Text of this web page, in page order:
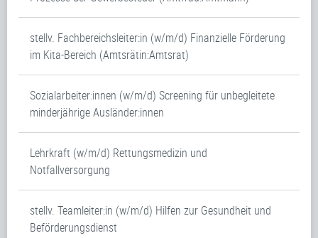
stellv. Fachbereichsleiter:in (w/m/d) Finanzielle Förderung
im Kita-Bereich (Amtsrätin:Amtsrat)
Sozialarbeiter:innen (w/m/d) Screening für unbegleitete
minderjährige Ausländer:innen
Lehrkraft (w/m/d) Rettungsmedizin und
Notfallversorgung
stellv. Teamleiter:in (w/m/d) Hilfen zur Gesundheit und
Beförderungsdienst